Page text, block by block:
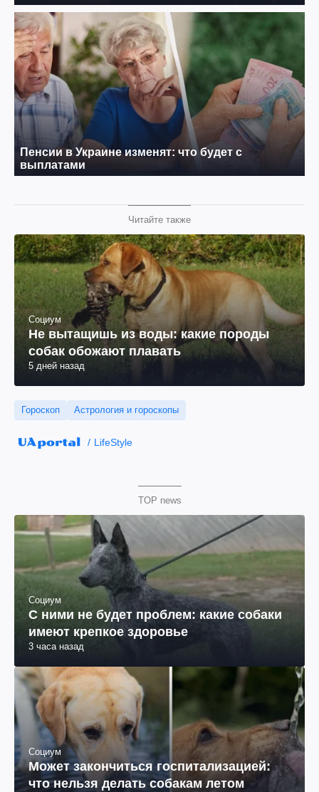
Читайте также
Социум
Не вытащишь из воды: какие породы
собак обожают плавать
5 дней назад
Гороскоп Астрология и гороскопы
LifeStyle
TOP news
Социум
С ними не будет проблем: какие собаки
имеют крепкое здоровье
3 часа назад
Социум
Может закончиться госпитализацией:
что нельзя делать собакам летом